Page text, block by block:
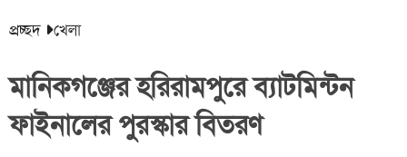
প্রচ্ছদ খেলা
মানিকগঞ্জের হরিরামপুরে ব্যাটমিন্টন
ফাইনালের পুরস্কার বিতরণ